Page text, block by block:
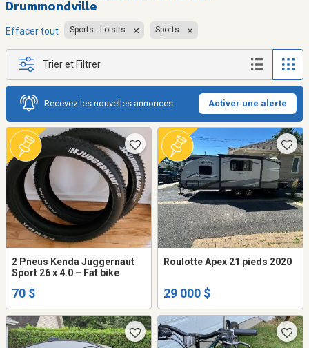
Drummondville
Effacer tout Sports - Loisirs Sports
Trier et Filtrer
Recevez les nouvelles annonces Activer une alerte
2 Pneus Kenda Juggernaut
Sport 26 x 4.0 – Fat bike
70 $
Roulotte Apex 21 pieds 2020
29 000 $